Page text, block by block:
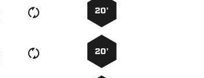
20’
20’